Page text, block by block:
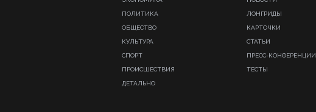
ПОЛИТИКА
ОБЩЕСТВО
КУЛЬТУРА
СПОРТ
ПРОИСШЕСТВИЯ
ДЕТАЛЬНО
ЛОНГРИДЫ
КАРТОЧКИ
СТАТЬИ
ПРЕСС-КОНФЕРЕНЦИИ
ТЕСТЫ